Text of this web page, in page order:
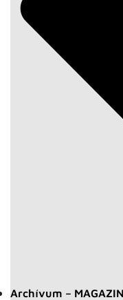
Archívum – MAGAZIN